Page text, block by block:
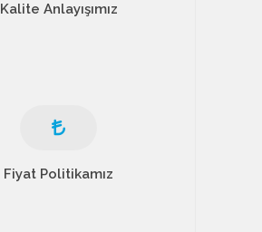
Kalite Anlayışımız
Fiyat Politikamız